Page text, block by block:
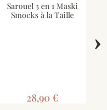
Sarouel 3 en 1 Maski
Smocks à la Taille
28,90 €
›